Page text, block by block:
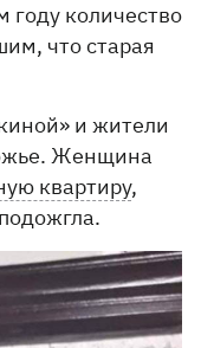
году количество
что старая
и жители
Женщина
квартиру,